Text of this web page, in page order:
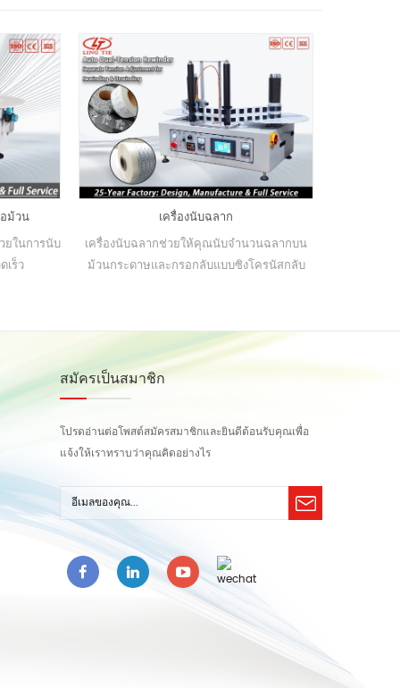
ม้วน
ในการนับ
เร็ว
เครื่องนับฉลาก
เครื่องนับฉลากช่วยให้คุณนับจำนวนฉลากบน
ม้วนกระดาษและกรอกลับแบบซิงโครนัสกลับ
จำนวน
สมัครเป็นสมาชิก
โปรดอ่านต่อโพสต์สมัครสมาชิกและยินดีต้อนรับคุณเพื่อ
แจ้งให้เราทราบว่าคุณคิดอย่างไร